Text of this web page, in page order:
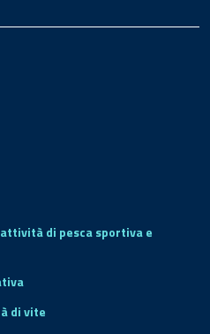
di pesca sportiva e
di vite